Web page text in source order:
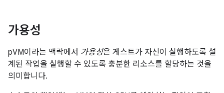
가용성
pVM이라는 맥락에서 가용성은 게스트가 자신이 실행하도록 설
계된 작업을 실행할 수 있도록 충분한 리소스를 할당하는 것을
의미합니다.